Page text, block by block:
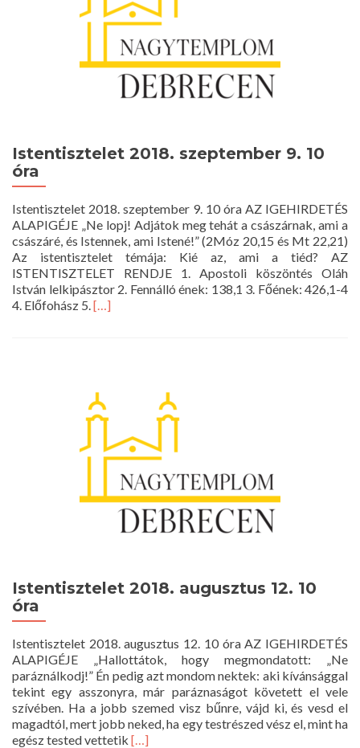
Istentisztelet 2018. szeptember 9. 10
óra
Istentisztelet 2018. szeptember 9. 10 óra AZ IGEHIRDETÉS
ALAPIGÉJE „Ne lopj! Adjátok meg tehát a császárnak, ami a
császáré, és Istennek, ami Istené!” (2Móz 20,15 és Mt 22,21)
Az istentisztelet témája: Kié az, ami a tiéd? AZ
ISTENTISZTELET RENDJE 1. Apostoli köszöntés Oláh
István lelkipásztor 2. Fennálló ének: 138,1 3. Főének: 426,1-4
4. Előfohász 5.Read
9.
10
[…]
Istentisztelet 2018. augusztus 12. 10
óra
Istentisztelet 2018. augusztus 12. 10 óra AZ IGEHIRDETÉS
ALAPIGÉJE „Hallottátok, hogy megmondatott: „Ne
paráználkodj!” Én pedig azt mondom nektek: aki kívánsággal
tekint egy asszonyra, már paráznaságot követett el vele
szívében. Ha a jobb szemed visz bűnre, vájd ki, és vesd el
magadtól, mert jobb neked, ha egy testrészed vész el, mint ha
egész tested vettetik Read
[…]